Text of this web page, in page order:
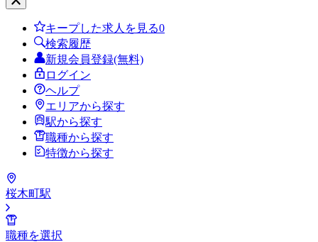
キープした求人を見る0
検索履歴
新規会員登録(無料)
ログイン
ヘルプ
エリアから探す
駅から探す
職種から探す
特徴から探す
桜木町駅
職種を選択